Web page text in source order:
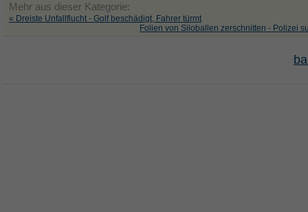
Mehr aus dieser Kategorie:
« Dreiste Unfallflucht - Golf beschädigt, Fahrer türmt
Folien von Siloballen zerschnitten - Polizei